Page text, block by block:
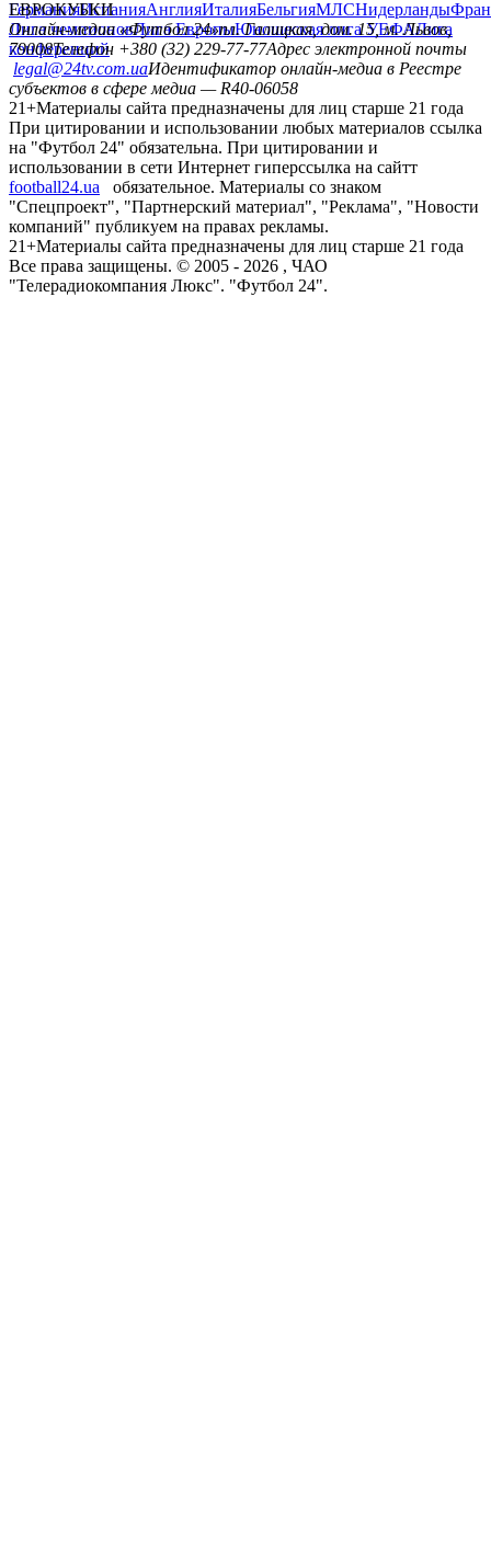
ГерманияИспанияАнглияИталияБельгияМЛСНидерланды
ЕВРОКУБКИ
Лига чемпионовЛига ЕвропыЮношеская лига УЕФАЛига
конференций
Онлайн-медиа «Футбол 24»пл. Галицкая, дом. 15, м. Львов,
79008Телефон +380 (32) 229-77-77Адрес электронной почты
legal@24tv.com.uaИдентификатор онлайн-медиа в Реестре
субъектов в сфере медиа — R40-06058
21+Материалы сайта предназначены для лиц старше 21 года
При цитировании и использовании любых материалов ссылка
на "Футбол 24" обязательна. При цитировании и
использовании в сети Интернет гиперссылка на сайтт
football24.ua
обязательное. Материалы со знаком
"Спецпроект", "Партнерский материал", "Реклама", "Новости
компаний" публикуем на правах рекламы.
21+Материалы сайта предназначены для лиц старше 21 года
Все права защищены. © 2005 - 2026 , ЧАО
"Телерадиокомпания Люкс". "Футбол 24".